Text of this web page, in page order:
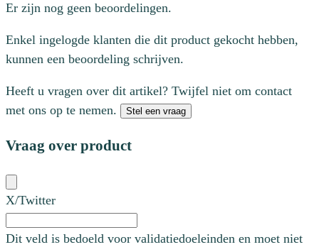
Er zijn nog geen beoordelingen.
Enkel ingelogde klanten die dit product gekocht hebben,
kunnen een beoordeling schrijven.
Heeft u vragen over dit artikel? Twijfel niet om contact
met ons op te nemen.
Stel een vraag
Vraag over product
X/Twitter
Dit veld is bedoeld voor validatiedoeleinden en moet niet